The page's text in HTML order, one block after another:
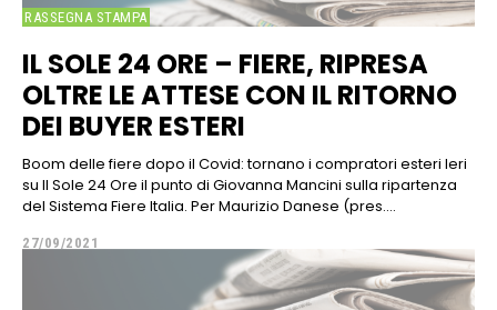
RASSEGNA STAMPA
IL SOLE 24 ORE – FIERE, RIPRESA
OLTRE LE ATTESE CON IL RITORNO
DEI BUYER ESTERI
Boom delle fiere dopo il Covid: tornano i compratori esteri Ieri
su Il Sole 24 Ore il punto di Giovanna Mancini sulla ripartenza
del Sistema Fiere Italia. Per Maurizio Danese (pres....
27/09/2021